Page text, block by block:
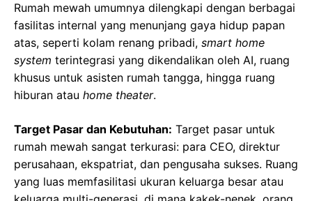
Rumah mewah umumnya dilengkapi dengan berbagai
fasilitas internal yang menunjang gaya hidup papan
atas, seperti kolam renang pribadi, smart home
system terintegrasi yang dikendalikan oleh AI, ruang
khusus untuk asisten rumah tangga, hingga ruang
hiburan atau home theater.
Target Pasar dan Kebutuhan: Target pasar untuk
rumah mewah sangat terkurasi: para CEO, direktur
perusahaan, ekspatriat, dan pengusaha sukses. Ruang
yang luas memfasilitasi ukuran keluarga besar atau